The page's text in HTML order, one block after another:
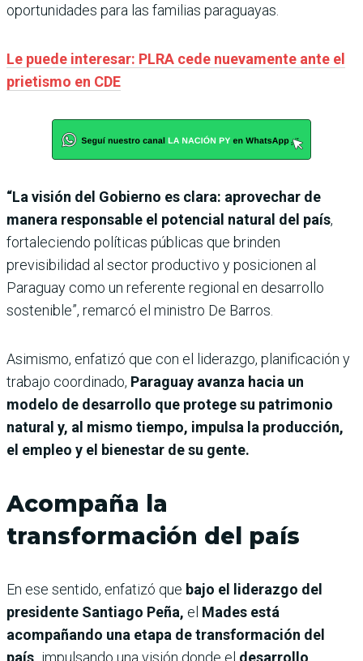
oportunidades para las familias paraguayas.
Le puede interesar: PLRA cede nuevamente ante el
prietismo en CDE
“La visión del Gobierno es clara: aprovechar de
manera responsable el potencial natural del país,
fortaleciendo políticas públicas que brinden
previsibilidad al sector productivo y posicionen al
Paraguay como un referente regional en desarrollo
sostenible”, remarcó el ministro De Barros.
Asimismo, enfatizó que con el liderazgo, planificación y
trabajo coordinado, Paraguay avanza hacia un
modelo de desarrollo que protege su patrimonio
natural y, al mismo tiempo, impulsa la producción,
el empleo y el bienestar de su gente.
Acompaña la
transformación del país
En ese sentido, enfatizó que bajo el liderazgo del
presidente Santiago Peña, el Mades está
acompañando una etapa de transformación del
país, impulsando una visión donde el desarrollo